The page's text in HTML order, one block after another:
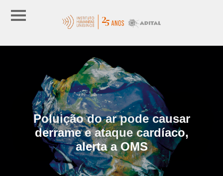
Poluição do ar pode causar
derrame e ataque cardíaco,
alerta a OMS